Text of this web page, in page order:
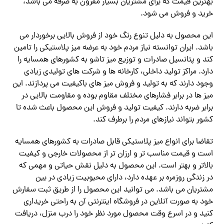
خرید و فروش می شود.
این محصول به دلیل تنوع رنگ خود از فروش بالایی برخوردار می
باشد. ایران توانسته نیاز مردم خود به عرضه میز پلاستیکی را تامین
کند و پتانسیل صادرات و توزیع میز تاشو به کشورهای همسایه را
دارد. مراکز تولید داخلی، کارخانه ها و شرکت های تولیدی زیادی
وجود دارند که به تولید و فروش میز های باکیفیت می پردازند. این
میز ها در برابر فشارهای مختلف مقاوم بوده و مقاومت بالایی در
برابر ضربه دارند. کیفیت تولید و فروش این محصول باعث شده تا
کشور بتواند نیازهای مردم را برطرف کند.
تقاضا برای انواع میز پلاستیکی قابل صادرات به کشورهای همسایه
است و قیمت مناسب تر و ارزان تر از محصولات خارجی و کیفیت
بالاتر و بهتر است. این محصول به دلیل نقش حیاتی و مهمی که
در زندگی روزمره بر عهده دارد، دارای محبوبیت زیادی در بین
مشتریان می باشد. می توانید این محصول را از طریق ثبت سفارش
خود به صورت آنلاین در فروشگاه اینترنتی آن به راحتی خریداری
کنید و در اسرع وقت محصول مورد نظر خود را درب منزل، دریافت